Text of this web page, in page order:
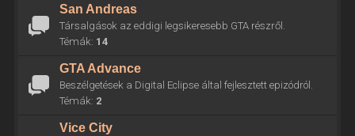
San Andreas
Társalgások az eddigi legsikeresebb GTA részről.
Témák: 14
GTA Advance
Beszélgetések a Digital Eclipse által fejlesztett epizódról.
Témák: 2
Vice City